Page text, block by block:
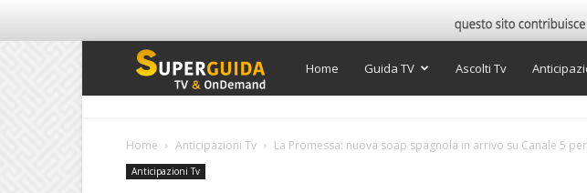
Super
Home Guida TV Ascolti Tv
Home Anticipazioni Tv La Promessa: nuova soap spagnola in arrivo su Canale 5 per
Anticipazioni Tv